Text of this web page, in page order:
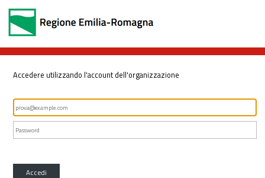
Accedere utilizzando l'account dell'organizzazione
Accedi